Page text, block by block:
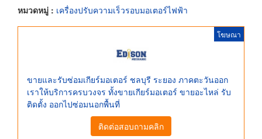
หมวดหมู่ : เครื่องปรับความเร็วรอบมอเตอร์ไฟฟ้า
โฆษณา
ขายและรับซ่อมเกียร์มอเตอร์ ชลบุรี ระยอง ภาคตะวันออก
เราให้บริการครบวงจร ทั้งขายเกียร์มอเตอร์ ขายอะไหล่ รับ
ติดตั้ง ออกไปซ่อมนอกพื้นที่
ติดต่อสอบถามคลิก